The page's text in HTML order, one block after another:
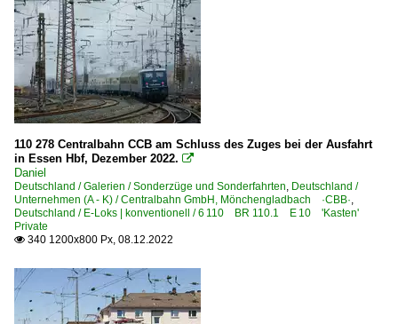
110 278 Centralbahn CCB am Schluss des Zuges bei der Ausfahrt
in Essen Hbf, Dezember 2022. 
Daniel
Deutschland / Galerien / Sonderzüge und Sonderfahrten, Deutschland /
Unternehmen (A - K) / Centralbahn GmbH, Mönchengladbach ·CBB·,
Deutschland / E-Loks | konventionell / 6 110 BR 110.1 E 10 'Kasten'
Private
 340 1200x800 Px, 08.12.2022